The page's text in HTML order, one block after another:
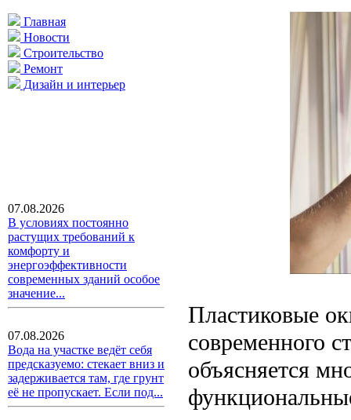
Главная
Новости
Строительство
Ремонт
Дизайн и интерьер
07.08.2026
В условиях постоянно
растущих требований к
комфорту и
энергоэффективности
современных зданий особое
значение...
07.08.2026
Вода на участке ведёт себя
предсказуемо: стекает вниз и
задерживается там, где грунт
её не пропускает. Если под...
Пластиковые
современного
объясняется